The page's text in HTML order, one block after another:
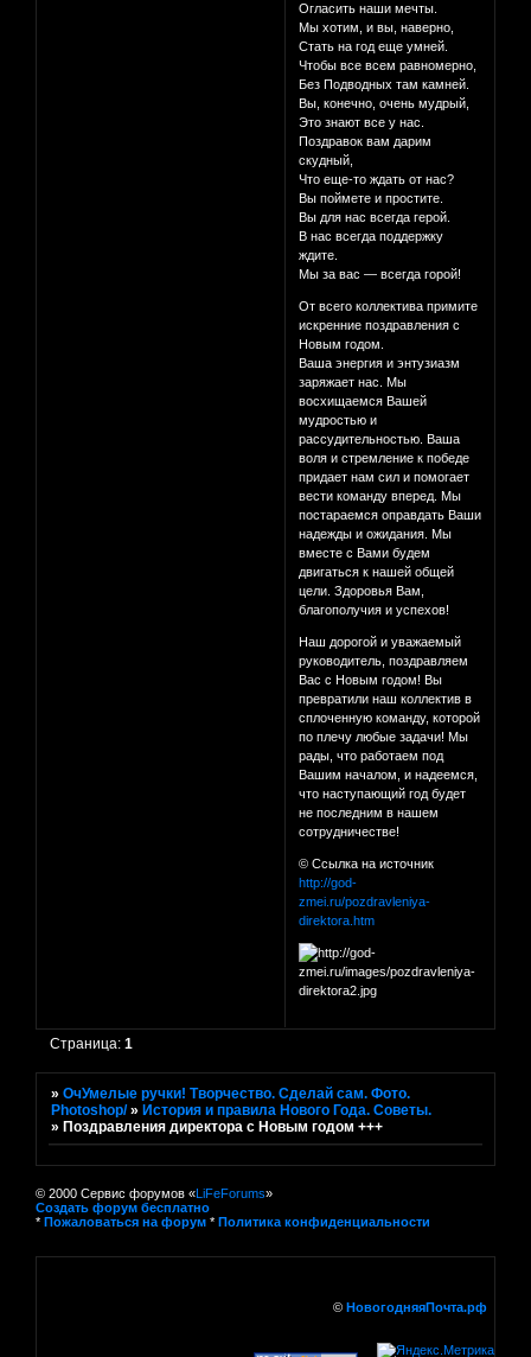
Огласить наши мечты.
Мы хотим, и вы, наверно,
Стать на год еще умней.
Чтобы все всем равномерно,
Без Подводных там камней.
Вы, конечно, очень мудрый,
Это знают все у нас.
Поздравок вам дарим
скудный,
Что еще-то ждать от нас?
Вы поймете и простите.
Вы для нас всегда герой.
В нас всегда поддержку
ждите.
Мы за вас — всегда горой!
От всего коллектива примите
искренние поздравления с
Новым годом.
Ваша энергия и энтузиазм
заряжает нас. Мы
восхищаемся Вашей
мудростью и
рассудительностью. Ваша
воля и стремление к победе
придает нам сил и помогает
вести команду вперед. Мы
постараемся оправдать Ваши
надежды и ожидания. Мы
вместе с Вами будем
двигаться к нашей общей
цели. Здоровья Вам,
благополучия и успехов!
Наш дорогой и уважаемый
руководитель, поздравляем
Вас с Новым годом! Вы
превратили наш коллектив в
сплоченную команду, которой
по плечу любые задачи! Мы
рады, что работаем под
Вашим началом, и надеемся,
что наступающий год будет
не последним в нашем
сотрудничестве!
© Ссылка на источник
http://god-
zmei.ru/pozdravleniya-
direktora.htm
Страница:1
»ОчУмелые ручки! Творчество. Сделай сам. Фото.
Photoshop/ »История и правила Нового Года. Советы.
»Поздравления директора с Новым годом +++
© 2000 Сервис форумов «LiFeForums»
Создать форум бесплатно
* Пожаловаться на форум * Политика конфиденциальности
© НовогодняяПочта.рф